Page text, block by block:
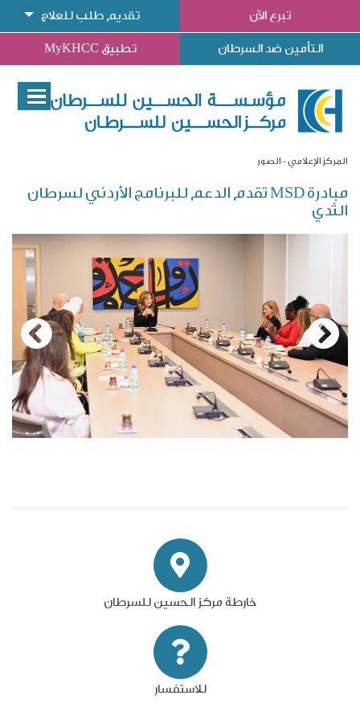
تبرع الآن تقديم طلب للعلاج
التأمين ضد السرطان تطبيق MyKHCC
المركز الإعلامي الصور
مبادرة MSD تقدم الدعم للبرنامج الأردني لسرطان
الثدي
خارطة مركز الحسين للسرطان
للاستفسار